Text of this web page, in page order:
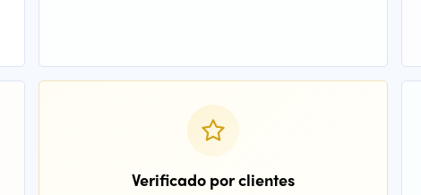
Verificado por clientes